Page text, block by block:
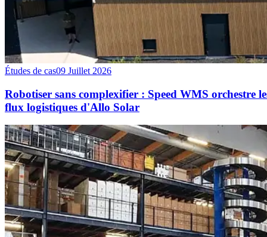
Études de cas09 Juillet 2026
Robotiser sans complexifier : Speed WMS orchestre
flux logistiques d'Allo Solar